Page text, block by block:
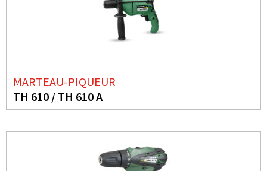
MARTEAU-PIQUEUR
TH 610 / TH 610 A